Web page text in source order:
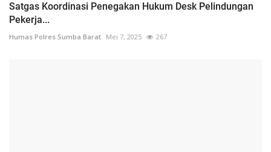
Satgas Koordinasi Penegakan Hukum Desk Pelindungan
Pekerja...
Humas Polres Sumba Barat Mei 7, 2025 267